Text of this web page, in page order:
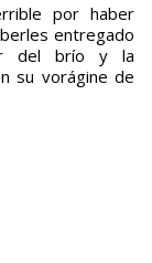
por haber
entregado
del brío y la
su vorágine de